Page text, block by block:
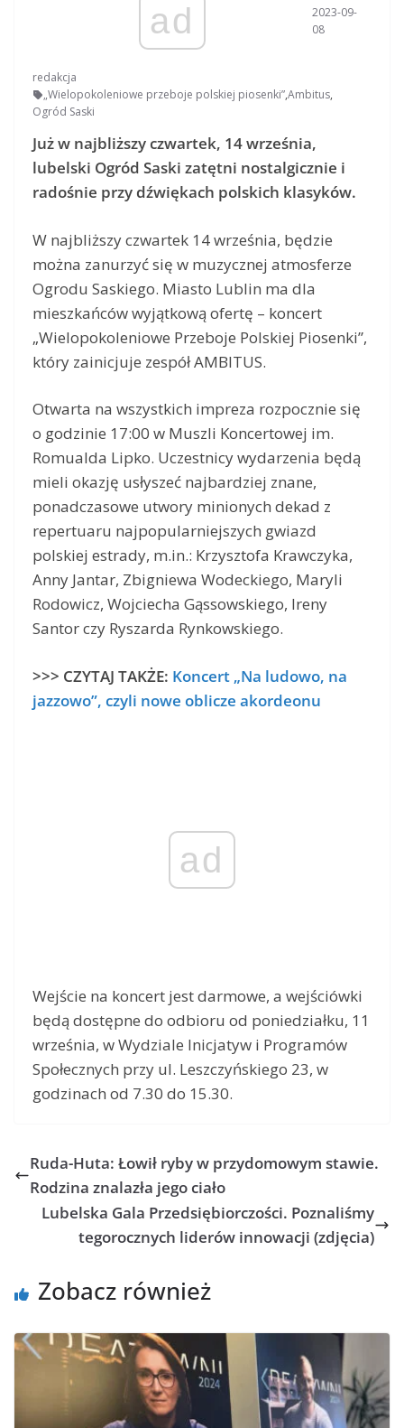
ad
2023-09-
08
redakcja
„Wielopokoleniowe przeboje polskiej piosenki”,Ambitus,
Ogród Saski
Już w najbliższy czwartek, 14 września,
lubelski Ogród Saski zatętni nostalgicznie i
radośnie przy dźwiękach polskich klasyków.
W najbliższy czwartek 14 września, będzie
można zanurzyć się w muzycznej atmosferze
Ogrodu Saskiego. Miasto Lublin ma dla
mieszkańców wyjątkową ofertę – koncert
„Wielopokoleniowe Przeboje Polskiej Piosenki”,
który zainicjuje zespół AMBITUS.
Otwarta na wszystkich impreza rozpocznie się
o godzinie 17:00 w Muszli Koncertowej im.
Romualda Lipko. Uczestnicy wydarzenia będą
mieli okazję usłyszeć najbardziej znane,
ponadczasowe utwory minionych dekad z
repertuaru najpopularniejszych gwiazd
polskiej estrady, m.in.: Krzysztofa Krawczyka,
Anny Jantar, Zbigniewa Wodeckiego, Maryli
Rodowicz, Wojciecha Gąssowskiego, Ireny
Santor czy Ryszarda Rynkowskiego.
>>> CZYTAJ TAKŻE: Koncert „Na ludowo, na
jazzowo”, czyli nowe oblicze akordeonu
ad
Wejście na koncert jest darmowe, a wejściówki
będą dostępne do odbioru od poniedziałku, 11
września, w Wydziale Inicjatyw i Programów
Społecznych przy ul. Leszczyńskiego 23, w
godzinach od 7.30 do 15.30.
Ruda-Huta: Łowił ryby w przydomowym stawie.
Rodzina znalazła jego ciało
Lubelska Gala Przedsiębiorczości. Poznaliśmy
tegorocznych liderów innowacji (zdjęcia)
Zobacz również